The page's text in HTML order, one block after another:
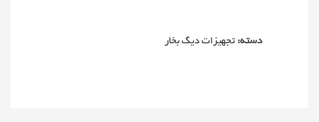
دسته: تجهیزات دیگ بخار